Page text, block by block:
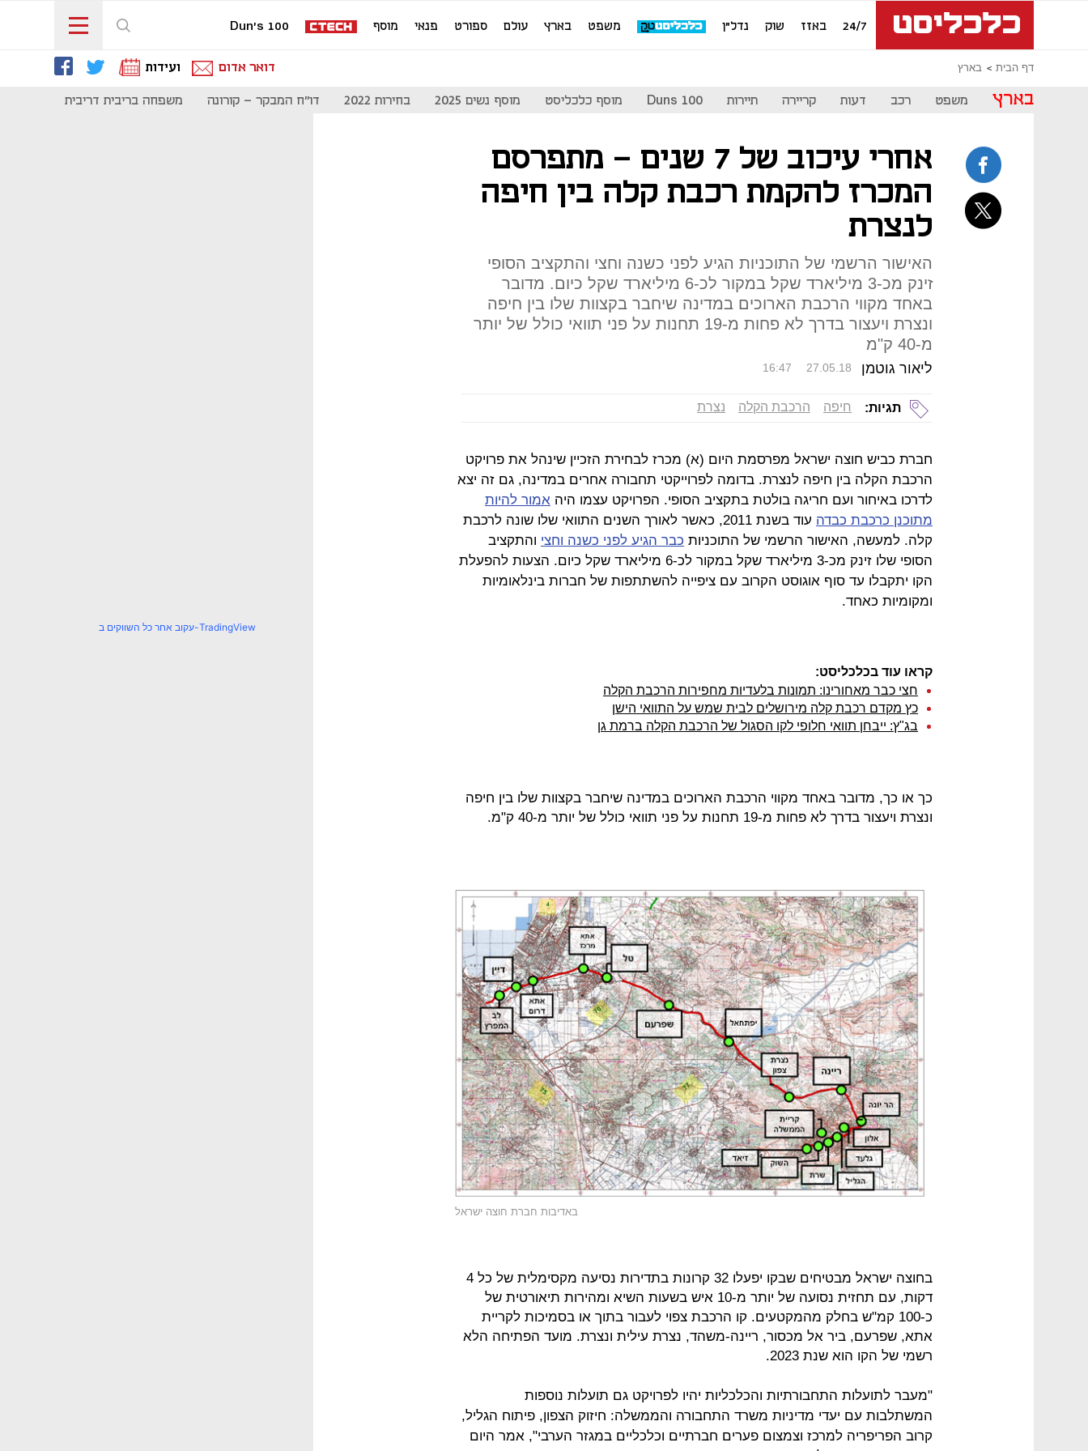
24/7 באזז שוק נדל"ן משפט בארץ עולם ספורט פנאי מוסף Dun's 100
דף הבית בארץ דואר אדום ועידות
בארץ משפט רכב דעות קריירה תיירות Duns 100 מוסף כלכליסט מוסף נשים 2025 בחירות 2022 דו"ח המבקר - קורונה משפחה בריבית דריבית
אחרי עיכוב של 7 שנים - מתפרסם
המכרז להקמת רכבת קלה בין חיפה
לנצרת
האישור הרשמי של התוכניות הגיע לפני כשנה וחצי והתקציב הסופי
זינק מכ-3 מיליארד שקל במקור לכ-6 מיליארד שקל כיום. מדובר
באחד מקווי הרכבת הארוכים במדינה שיחבר בקצוות שלו בין חיפה
ונצרת ויעצור בדרך לא פחות מ-19 תחנות על פני תוואי כולל של יותר
מ-40 ק"מ
ליאור גוטמן 16:47 27.05.18
תגיות: חיפה הרכבת הקלה נצרת
חברת כביש חוצה ישראל מפרסמת היום (א) מכרז לבחירת הזכיין שינהל את פרויקט
הרכבת הקלה בין חיפה לנצרת. בדומה לפרוייקטי תחבורה אחרים במדינה, גם זה יצא
לדרכו באיחור ועם חריגה בולטת בתקציב הסופי. הפרויקט עצמו היה אמור להיות
מתוכנן כרכבת כבדה
עוד בשנת 2011, כאשר לאורך השנים התוואי שלו שונה לרכבת
קלה. למעשה, האישור הרשמי של התוכניות כבר הגיע לפני כשנה וחצי והתקציב
הסופי שלו זינק מכ-3 מיליארד שקל במקור לכ-6 מיליארד שקל כיום. הצעות להפעלת
הקו יתקבלו עד סוף אוגוסט הקרוב עם ציפייה להשתתפות של חברות בינלאומיות
ומקומיות כאחד.
קראו עוד בכלכליסט:
חצי כבר מאחורינו: תמונות בלעדיות מחפירות הרכבת הקלה
כץ מקדם רכבת קלה מירושלים לבית שמש על התוואי הישן
בג"ץ: ייבחן תוואי חלופי לקו הסגול של הרכבת הקלה ברמת גן
כך או כך, מדובר באחד מקווי הרכבת הארוכים במדינה שיחבר בקצוות שלו בין חיפה
ונצרת ויעצור בדרך לא פחות מ-19 תחנות על פני תוואי כולל של יותר מ-40 ק"מ.
באדיבות חברת חוצה ישראל
בחוצה ישראל מבטיחים שבקו יפעלו 32 קרונות בתדירות נסיעה מקסימלית של כל 4
דקות, עם תחזית נסועה של יותר מ-10 איש בשעות השיא ומהירות תיאורטית של
כ-100 קמ"ש בחלק מהמקטעים. קו הרכבת צפוי לעבור בתוך או בסמיכות לקריית
אתא, שפרעם, ביר אל מכסור, ריינה-משהד, נצרת עילית ונצרת. מועד הפתיחה הלא
רשמי של הקו הוא שנת 2023.
"מעבר לתועלות התחבורתיות והכלכליות יהיו לפרויקט גם תועלות נוספות
המשתלבות עם יעדי מדיניות משרד התחבורה והממשלה: חיזוק הצפון, פיתוח הגליל,
קרוב הפריפריה למרכז וצמצום פערים חברתיים וכלכליים במגזר הערבי", אמר היום
עקוב אחר כל השווקים ב-TradingView